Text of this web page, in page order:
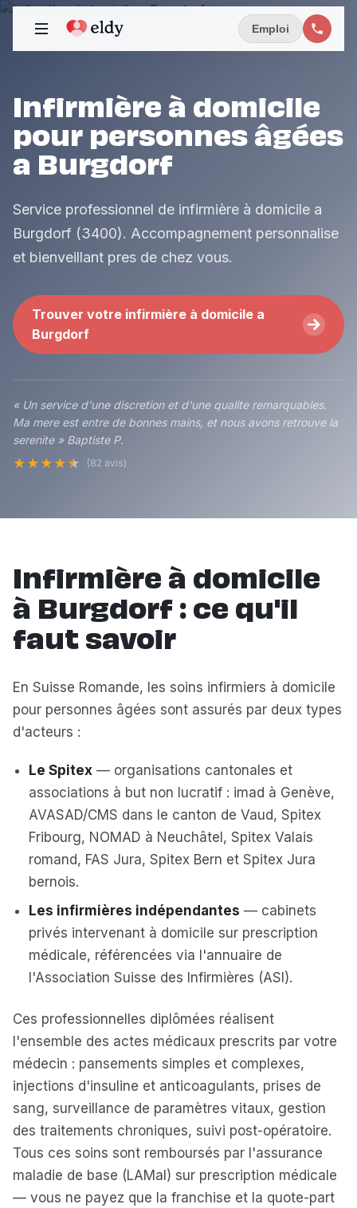
Emploi
Infirmière à domicile
pour personnes âgées
a Burgdorf
Service professionnel de infirmière à domicile a
Burgdorf (3400). Accompagnement personnalise
et bienveillant pres de chez vous.
Trouver votre infirmière à domicile a
Burgdorf
« Un service d'une discretion et d'une qualite remarquables.
Ma mere est entre de bonnes mains, et nous avons retrouve la
serenite » Baptiste P.
★ ★ ★ ★ ★ (82 avis)
Infirmière à domicile
à Burgdorf : ce qu'il
faut savoir
En Suisse Romande, les soins infirmiers à domicile
pour personnes âgées sont assurés par deux types
d'acteurs :
Le Spitex — organisations cantonales et
associations à but non lucratif : imad à Genève,
AVASAD/CMS dans le canton de Vaud, Spitex
Fribourg, NOMAD à Neuchâtel, Spitex Valais
romand, FAS Jura, Spitex Bern et Spitex Jura
bernois.
Les infirmières indépendantes — cabinets
privés intervenant à domicile sur prescription
médicale, référencées via l'annuaire de
l'Association Suisse des Infirmières (ASI).
Ces professionnelles diplômées réalisent
l'ensemble des actes médicaux prescrits par votre
médecin : pansements simples et complexes,
injections d'insuline et anticoagulants, prises de
sang, surveillance de paramètres vitaux, gestion
des traitements chroniques, suivi post-opératoire.
Tous ces soins sont remboursés par l'assurance
maladie de base (LAMal) sur prescription médicale
— vous ne payez que la franchise et la quote-part